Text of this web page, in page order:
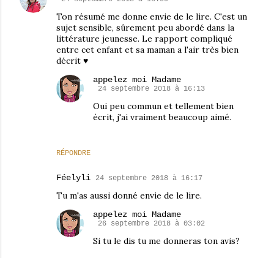
Ton résumé me donne envie de le lire. C'est un
sujet sensible, sûrement peu abordé dans la
littérature jeunesse. Le rapport compliqué
entre cet enfant et sa maman a l'air très bien
décrit ♥
RÉPONDRE
appelez moi Madame
24 septembre 2018 à 16:13
Oui peu commun et tellement bien
écrit, j'ai vraiment beaucoup aimé.
Féelyli 24 septembre 2018 à 16:17
Tu m'as aussi donné envie de le lire.
appelez moi Madame
26 septembre 2018 à 03:02
Si tu le dis tu me donneras ton avis?